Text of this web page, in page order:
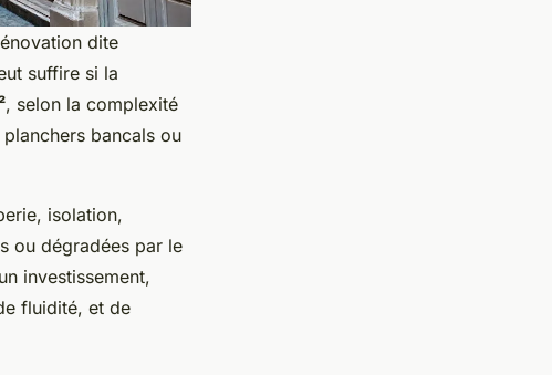
dite
suffire si la
, selon la complexité
bancals ou
isolation,
ou dégradées par le
investissement,
fluidité, et de